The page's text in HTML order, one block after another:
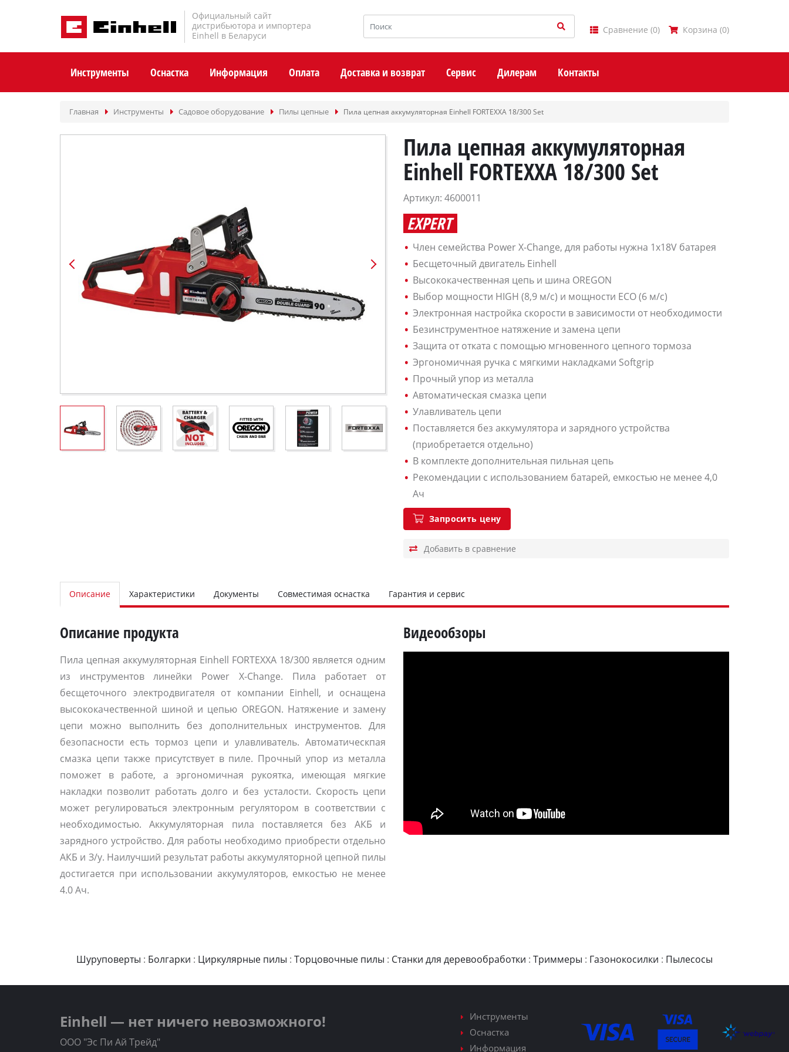
Официальный сайт
дистрибьютора и импортера
Einhell в Беларуси
Инструменты Оснастка Информация Оплата Доставка и возврат Сервис Дилерам Контакты
Сравнение (0) Корзина (0)
Главная Инструменты Садовое оборудование Пилы цепные Пила цепная аккумуляторная Einhell FORTEXXA 18/300 Set
Пила цепная аккумуляторная
Einhell FORTEXXA 18/300 Set
Артикул: 4600011
EXPERT
Член семейства Power X-Change, для работы нужна 1x18V батарея
Бесщеточный двигатель Einhell
Высококачественная цепь и шина OREGON
Выбор мощности HIGH (8,9 м/с) и мощности ECO (6 м/с)
Электронная настройка скорости в зависимости от необходимости
Безинструментное натяжение и замена цепи
Защита от отката с помощью мгновенного цепного тормоза
Эргономичная ручка с мягкими накладками Softgrip
Прочный упор из металла
Автоматическая смазка цепи
Улавливатель цепи
Поставляется без аккумулятора и зарядного устройства
(приобретается отдельно)
В комплекте дополнительная пильная цепь
Рекомендации с использованием батарей, емкостью не менее 4,0
Ач
Запросить цену
Описание Характеристики Документы Совместимая оснастка Гарантия и сервис
Описание продукта
Пила цепная аккумуляторная Einhell FORTEXXA 18/300 является одним
из инструментов линейки Power X-Change. Пила работает от
бесщеточного электродвигателя от компании Einhell, и оснащена
высококачественной шиной и цепью OREGON. Натяжение и замену
цепи можно выполнить без дополнительных инструментов. Для
безопасности есть тормоз цепи и улавливатель. Автоматическпая
смазка цепи также присутствует в пиле. Прочный упор из металла
поможет в работе, а эргономичная рукоятка, имеющая мягкие
накладки позволит работать долго и без усталости. Скорость цепи
может регулироваться электронным регулятором в соответствии с
необходимостью. Аккумуляторная пила поставляется без АКБ и
зарядного устройство. Для работы необходимо приобрести отдельно
АКБ и З/у. Наилучший результат работы аккумуляторной цепной пилы
достигается при использовании аккумуляторов, емкостью не менее
4.0 Ач.
Видеообзоры
Шуруповерты : Болгарки : Циркулярные пилы : Торцовочные пилы : Станки для деревообработки : Триммеры : Газонокосилки : Пылесосы
Einhell — нет ничего невозможного!
ООО "Эс Пи Ай Трейд"
Инструменты
Оснастка
Информация